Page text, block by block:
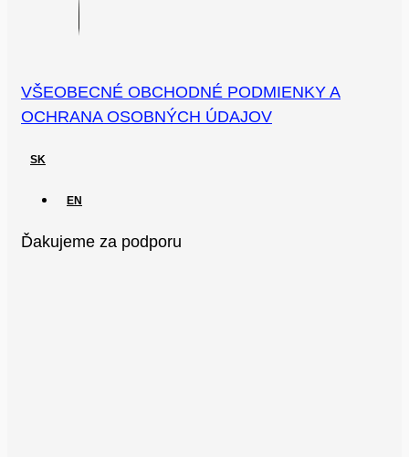
VŠEOBECNÉ OBCHODNÉ PODMIENKY A
OCHRANA OSOBNÝCH ÚDAJOV
SK
EN
Ďakujeme za podporu